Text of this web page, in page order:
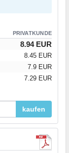
PRIVATKUNDE
8.94 EUR
8.45 EUR
7.9 EUR
7.29 EUR
kaufen